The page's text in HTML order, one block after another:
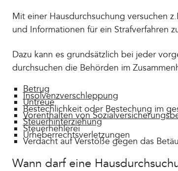
Mit einer Hausdurchsuchung versuchen
und Informationen für ein Strafverfahren
Dazu kann es grundsätzlich bei jeder
durchsuchen die Behörden im
Betrug
Insolvenzverschleppung
Untreue
Bestechlichkeit oder Bestechung im
Vorenthalten von
Steuerhinterziehung
Steuerhehlerei
Urheberrechtsverletzungen
Verdacht auf Verstöße gegen das
Wann darf eine